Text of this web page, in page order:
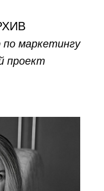
маркетингу
проект